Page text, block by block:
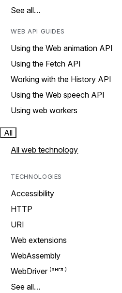
See all…
WEB API GUIDES
Using the Web animation API
Using the Fetch API
Working with the History API
Using the Web speech API
Using web workers
All
All web technology
TECHNOLOGIES
Accessibility
HTTP
URI
Web extensions
WebAssembly
WebDriver
See all…